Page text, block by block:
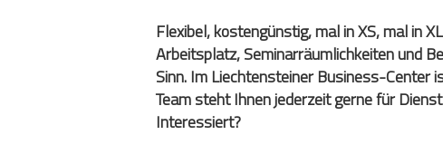
Flexibel, kostengünstig, mal in XS, mal in
Arbeitsplatz, Seminarräumlichkeiten und
Sinn. Im Liechtensteiner Business-Center
Team steht Ihnen jederzeit gerne für
Interessiert?